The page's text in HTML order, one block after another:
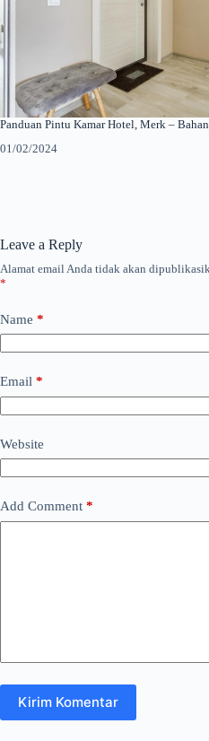
Panduan Pintu Kamar Hotel, Merk –
01/02/2024
Leave a Reply
Alamat email Anda tidak akan
*
Name *
Email *
Website
Add Comment *
Kirim Komentar